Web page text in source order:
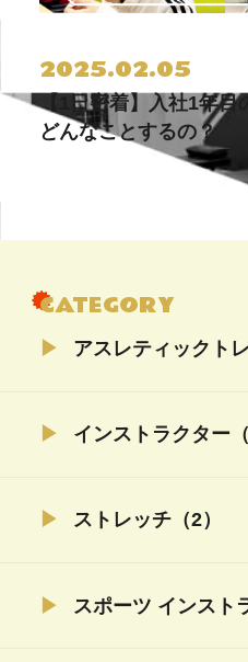
2025.02.05
【1日密着】入社1年目
どんなことするの？
CATEGORY
アスレティックト
インストラクター（
ストレッチ（2）
スポーツ インスト